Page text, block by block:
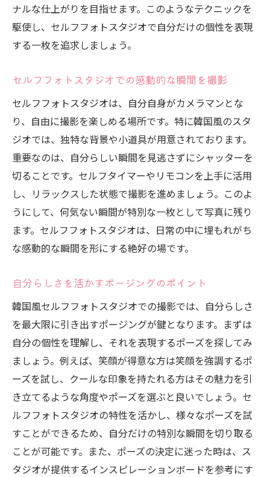
ナルな仕上がりを目指せます。このようなテクニックを
駆使し、セルフフォトスタジオで自分だけの個性を表現
する一枚を追求しましょう。
セルフフォトスタジオでの感動的な瞬間を撮影
セルフフォトスタジオは、自分自身がカメラマンとな
り、自由に撮影を楽しめる場所です。特に韓国風のスタ
ジオでは、独特な背景や小道具が用意されております。
重要なのは、自分らしい瞬間を見逃さずにシャッターを
切ることです。セルフタイマーやリモコンを上手に活用
し、リラックスした状態で撮影を進めましょう。このよ
うにして、何気ない瞬間が特別な一枚として写真に残り
ます。セルフフォトスタジオは、日常の中に埋もれがち
な感動的な瞬間を形にする絶好の場です。
自分らしさを活かすポージングのポイント
韓国風セルフフォトスタジオでの撮影では、自分らしさ
を最大限に引き出すポージングが鍵となります。まずは
自分の個性を理解し、それを表現するポーズを探してみ
ましょう。例えば、笑顔が得意な方は笑顔を強調するポ
ーズを試し、クールな印象を持たれる方はその魅力を引
き立てるような角度やポーズを選ぶと良いでしょう。セ
ルフフォトスタジオの特性を活かし、様々なポーズを試
すことができるため、自分だけの特別な瞬間を切り取る
ことが可能です。また、ポーズの決定に迷った時は、ス
タジオが提供するインスピレーションボードを参考にす